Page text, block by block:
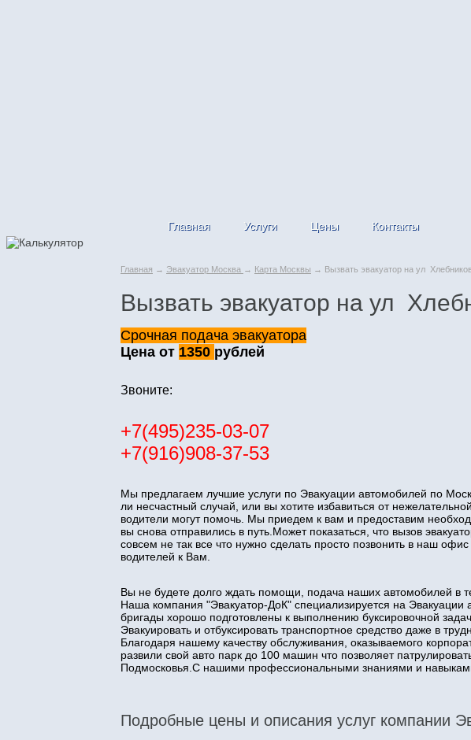
Главная Услуги Цены Контакты
Главная → Эвакуатор Москва → Карта Москвы → Вызвать эвакуатор на ул
Вызвать эвакуатор на ул
Срочная подача эвакуатора
Цена от 1350 рублей
Звоните:
+7(495)235-03-07
+7(916)908-37-53
Мы предлагаем лучшие услуги по Эвакуации автомобилей по
ли несчастный случай, или вы хотите избавиться от
водители могут помочь. Мы приедем к вам и предоставим
вы снова отправились в путь.Может показаться, что вызов
совсем не так все что нужно сделать просто позвонить в наш
водителей к Вам.
Вы не будете долго ждать помощи, подача наших автомобилей в
Наша компания "Эвакуатор-ДоК" специализируется на
бригады хорошо подготовлены к выполнению буксировочной
Эвакуировать и отбуксировать транспортное средство даже в
Благодаря нашему качеству обслуживания, оказываемого
развили свой авто парк до 100 машин что позволяет
Подмосковья.С нашими профессиональными знаниями и
Подробные цены и описания услуг компании